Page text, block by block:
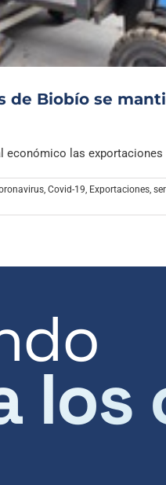
de Biobío se
económico las exportaciones
, Covid-19, Exportaciones,
los